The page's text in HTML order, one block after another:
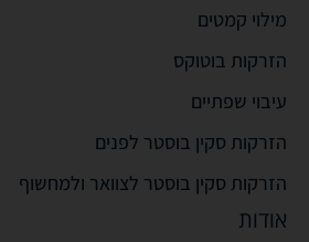
מילוי קמטים
הזרקות בוטוקס
עיבוי שפתיים
הזרקות סקין בוסטר לפנים
הזרקות סקין בוסטר לצוואר ולמחשוף
אודות